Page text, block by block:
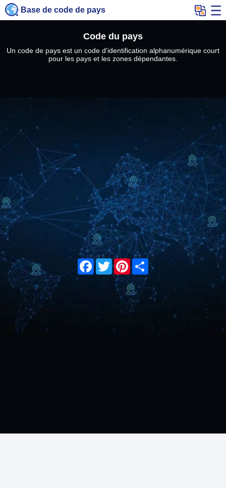
Base de code de pays
Code du pays
Un code de pays est un code d'identification alphanumérique court
pour les pays et les zones dépendantes.
Facebook
TwitterPinterest
Share